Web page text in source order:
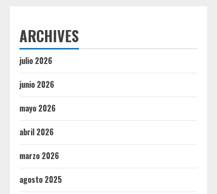
ARCHIVES
julio 2026
junio 2026
mayo 2026
abril 2026
marzo 2026
agosto 2025